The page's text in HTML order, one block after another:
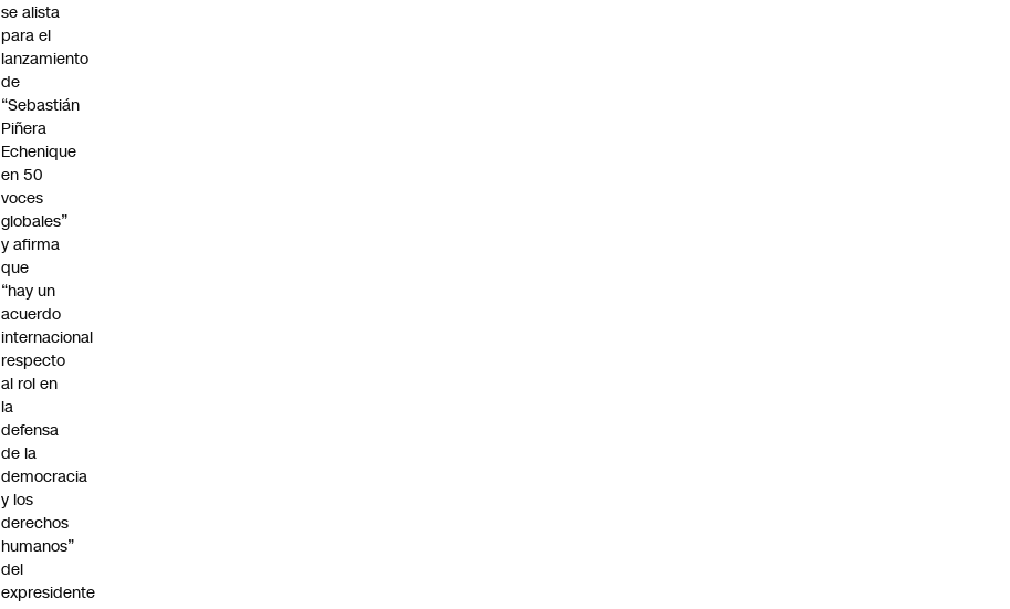
se alista
para el
lanzamiento
de
“Sebastián
Piñera
Echenique
en 50
voces
globales”
y afirma
que
“hay un
acuerdo
internacional
respecto
al rol en
la
defensa
de la
democracia
y los
derechos
humanos”
del
expresidente